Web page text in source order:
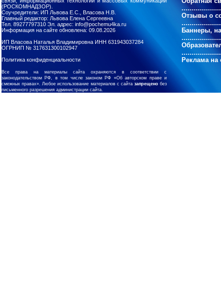
Отзывы о
Баннеры,
Реклама на
(РОСКОМНАДЗОР).
Соучредители: ИП Львова Е.С., Власова Н.В.
Главный редактор: Львова Елена Сергеевна
Тел. 89277797310 Эл. адрес: info@pochemu4ka.ru
Информация на сайте обновлена: 09.08.2026
ИП Власова Наталья Владимировна ИНН 631943037284
ОГРНИП № 317631300102947
Политика конфиденциальности
Все права на материалы сайта охраняются в соответствии с
законодательством РФ, в том числе законом РФ «Об авторском праве и
смежных правах». Любое использование материалов с сайта запрещенобез
письменного разрешения администрации сайта.